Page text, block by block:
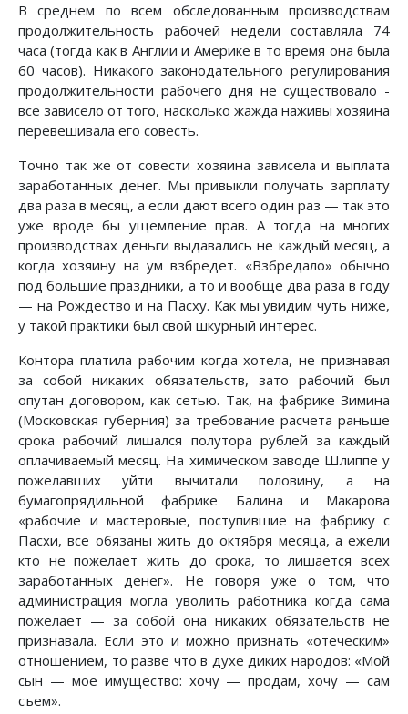
В среднем по всем обследованным производствам
продолжительность рабочей недели составляла 74
часа (тогда как в Англии и Америке в то время она была
60 часов). Никакого законодательного регулирования
продолжительности рабочего дня не существовало -
все зависело от того, насколько жажда наживы хозяина
перевешивала его совесть.
Точно так же от совести хозяина зависела и выплата
заработанных денег. Мы привыкли получать зарплату
два раза в месяц, а если дают всего один раз — так это
уже вроде бы ущемление прав. А тогда на многих
производствах деньги выдавались не каждый месяц, а
когда хозяину на ум взбредет. «Взбредало» обычно
под большие праздники, а то и вообще два раза в году
— на Рождество и на Пасху. Как мы увидим чуть ниже,
у такой практики был свой шкурный интерес.
Контора платила рабочим когда хотела, не признавая
за собой никаких обязательств, зато рабочий был
опутан договором, как сетью. Так, на фабрике Зимина
(Московская губерния) за требование расчета раньше
срока рабочий лишался полутора рублей за каждый
оплачиваемый месяц. На химическом заводе Шлиппе у
пожелавших уйти вычитали половину, а на
бумагопрядильной фабрике Балина и Макарова
«рабочие и мастеровые, поступившие на фабрику с
Пасхи, все обязаны жить до октября месяца, а ежели
кто не пожелает жить до срока, то лишается всех
заработанных денег». Не говоря уже о том, что
администрация могла уволить работника когда сама
пожелает — за собой она никаких обязательств не
признавала. Если это и можно признать «отеческим»
отношением, то разве что в духе диких народов: «Мой
сын — мое имущество: хочу — продам, хочу — сам
съем».